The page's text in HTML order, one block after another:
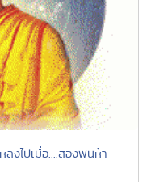
งไปเมื่อ....สองพันห้า